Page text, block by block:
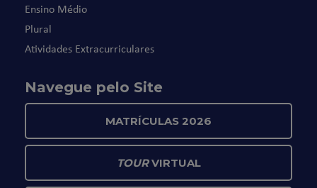
Ensino Médio
Plural
Atividades Extracurriculares
Navegue pelo Site
MATRÍCULAS 2026
TOURVIRTUAL